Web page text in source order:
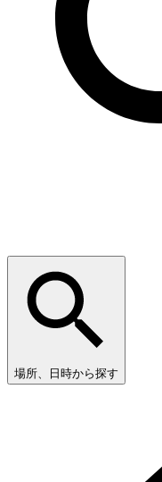
場所、日時から探す